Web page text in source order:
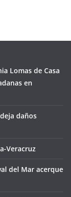
Lomas de Casa
en
daños
Veracruz
del Mar acerque